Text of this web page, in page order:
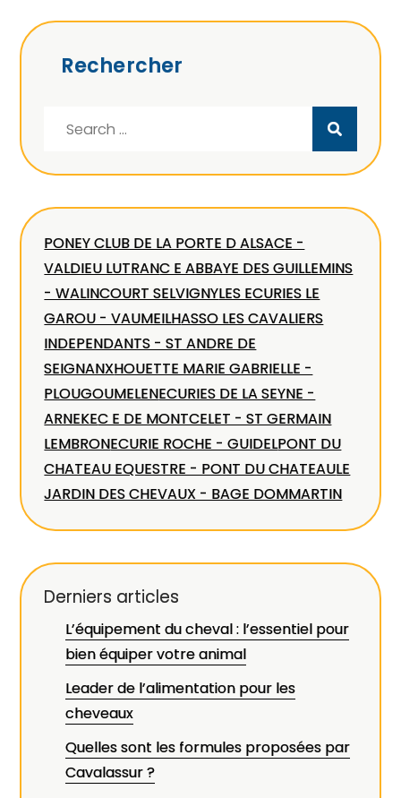
Rechercher
PONEY CLUB DE LA PORTE D ALSACE -
VALDIEU LUTRANC E ABBAYE DES GUILLEMINS
- WALINCOURT SELVIGNYLES ECURIES LE
GAROU - VAUMEILHASSO LES CAVALIERS
INDEPENDANTS - ST ANDRE DE
SEIGNANXHOUETTE MARIE GABRIELLE -
PLOUGOUMELENECURIES DE LA SEYNE -
ARNEKEC E DE MONTCELET - ST GERMAIN
LEMBRONECURIE ROCHE - GUIDELPONT DU
CHATEAU EQUESTRE - PONT DU CHATEAULE
JARDIN DES CHEVAUX - BAGE DOMMARTIN
Derniers articles
L’équipement du cheval : l’essentiel pour
bien équiper votre animal
Leader de l’alimentation pour les
cheveaux
Quelles sont les formules proposées par
Cavalassur ?